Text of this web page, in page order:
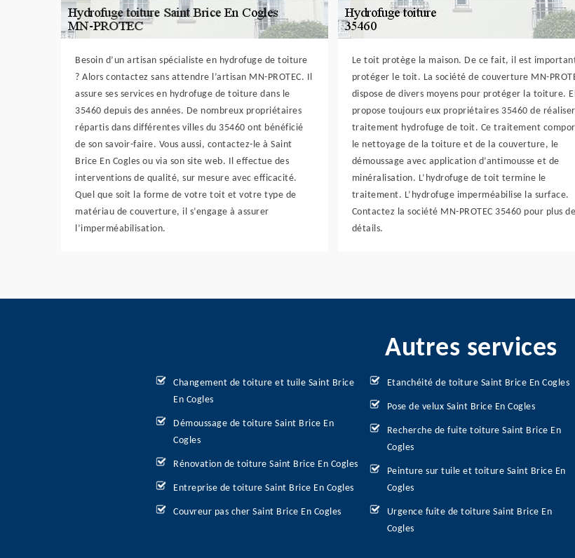
Besoin d’un artisan spécialiste en hydrofuge de toiture
? Alors contactez sans attendre l’artisan MN-PROTEC. Il
assure ses services en hydrofuge de toiture dans le
35460 depuis des années. De nombreux propriétaires
répartis dans différentes villes du 35460 ont bénéficié
de son savoir-faire. Vous aussi, contactez-le à Saint
Brice En Cogles ou via son site web. Il effectue des
interventions de qualité, sur mesure avec efficacité.
Quel que soit la forme de votre toit et votre type de
matériau de couverture, il s’engage à assurer
l’imperméabilisation.
Le toit protège la maison. De ce fait, il est
protéger le toit. La société de couverture MN-
dispose de divers moyens pour protéger la toiture.
propose toujours eux propriétaires 35460 de
traitement hydrofuge de toit. Ce traitement
le nettoyage de la toiture et de la couverture, le
démoussage avec application d’antimousse et de
minéralisation. L’hydrofuge de toit termine le
traitement. L’hydrofuge imperméabilise la surface.
Contactez la société MN-PROTEC 35460 pour plus de
détails.
Autres services
Changement de toiture et tuile Saint Brice
En Cogles
Démoussage de toiture Saint Brice En
Cogles
Rénovation de toiture Saint Brice En Cogles
Entreprise de toiture Saint Brice En Cogles
Couvreur pas cher Saint Brice En Cogles
Etanchéité de toiture Saint Brice En Cogles
Pose de velux Saint Brice En Cogles
Recherche de fuite toiture Saint Brice En
Cogles
Peinture sur tuile et toiture Saint Brice En
Cogles
Urgence fuite de toiture Saint Brice En
Cogles